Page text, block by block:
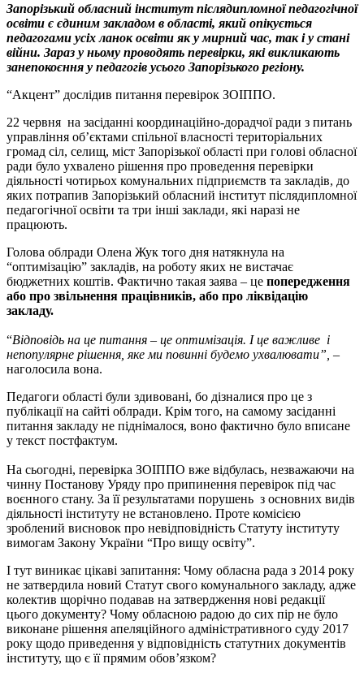
Запорізький обласний інститут післядипломної педагогічної
освіти є єдиним закладом в області, який опікується
педагогами усіх ланок освіти як у мирний час, так і у стані
війни. Зараз у ньому проводять перевірки, які викликають
занепокоєння у педагогів усього Запорізького регіону.
“Акцент” дослідив питання перевірок ЗОІППО.
22 червня на засіданні координаційно-дорадчої ради з питань
управління об’єктами спільної власності територіальних
громад сіл, селищ, міст Запорізької області при голові обласної
ради було ухвалено рішення про проведення перевірки
діяльності чотирьох комунальних підприємств та закладів, до
яких потрапив Запорізький обласний інститут післядипломної
педагогічної освіти та три інші заклади, які наразі не
працюють.
Голова облради Олена Жук того дня натякнула на
“оптимізацію” закладів, на роботу яких не вистачає
бюджетних коштів. Фактично такая заява – це попередження
або про звільнення працівників, або про ліквідацію
закладу.
“Відповідь на це питання – це оптимізація. І це важливе і
непопулярне рішення, яке ми повинні будемо ухвалювати”, –
наголосила вона.
Педагоги області були здивовані, бо дізналися про це з
публікації на сайті облради. Крім того, на самому засіданні
питання закладу не піднімалося, воно фактично було вписане
у текст постфактум.
На сьогодні, перевірка ЗОІППО вже відбулась, незважаючи на
чинну Постанову Уряду про припинення перевірок під час
воєнного стану. За її результатами порушень з основних видів
діяльності інституту не встановлено. Проте комісією
зроблений висновок про невідповідність Статуту інституту
вимогам Закону України “Про вищу освіту”.
І тут виникає цікаві запитання: Чому обласна рада з 2014 року
не затвердила новий Статут свого комунального закладу, адже
колектив щорічно подавав на затвердження нові редакції
цього документу? Чому обласною радою до сих пір не було
виконане рішення апеляційного адміністративного суду 2017
року щодо приведення у відповідність статутних документів
інституту, що є її прямим обов’язком?